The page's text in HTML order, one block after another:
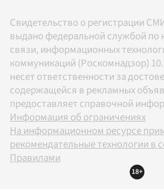
Свидетельство о регистрации
выдано федеральной службой по
связи, информационных
коммуникаций (Роскомнадзор)
несет ответственности за
содержащейся в рекламных
предоставляет справочной
Информация об ограничениях
На информационном ресурсе
рекомендательные технологии в
Правилами
18+